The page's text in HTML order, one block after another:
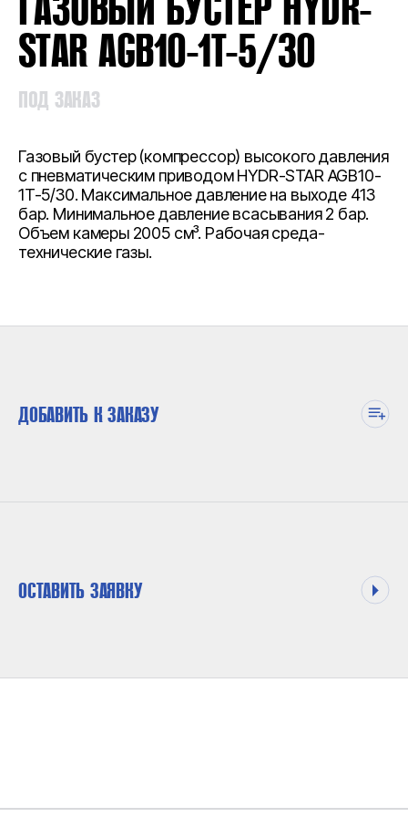
STAR AGB10-1T-5/30
ПОД ЗАКАЗ
Газовый бустер (компрессор) высокого давления
с пневматическим приводом HYDR-STAR AGB10-
1T-5/30. Максимальное давление на выходе 413
бар. Минимальное давление всасывания 2 бар.
Объем камеры 2005 см³. Рабочая среда-
технические газы.
ДОБАВИТЬ К ЗАКАЗУ
ОСТАВИТЬ ЗАЯВКУ